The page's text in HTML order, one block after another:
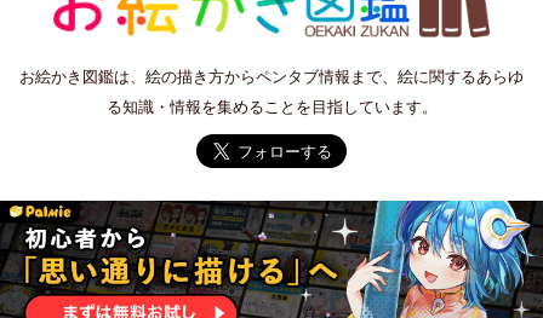
お絵かき図鑑は、絵の描き方からペンタブ情報まで、絵に関するあらゆ
る知識・情報を集めることを目指しています。